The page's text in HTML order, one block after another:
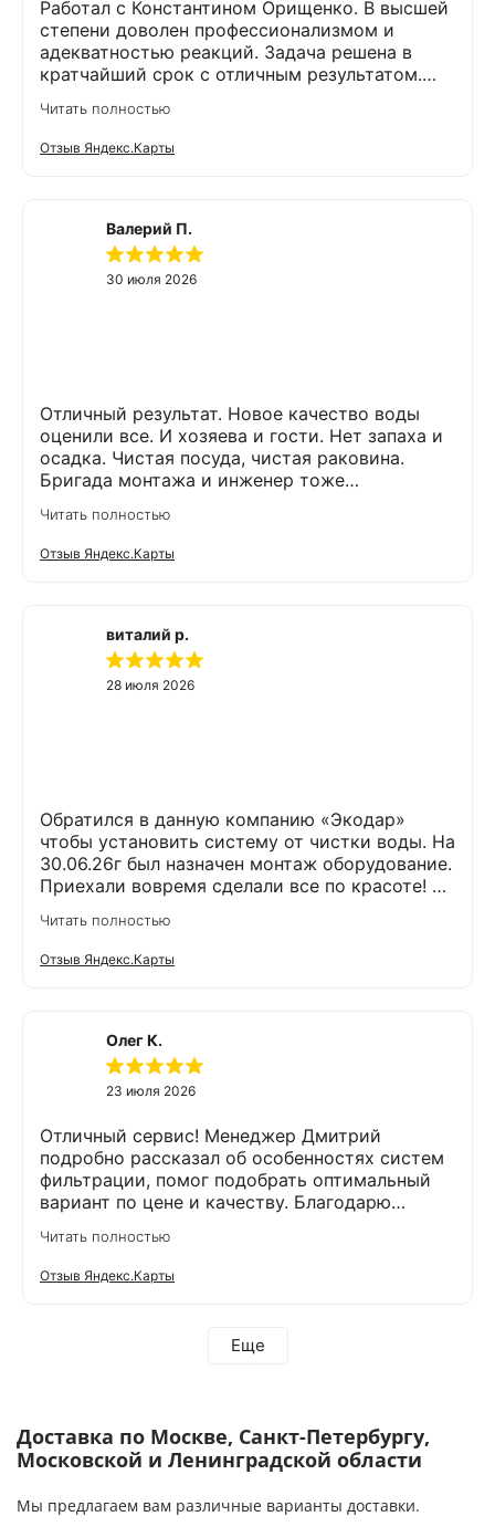
обращаться в эту фирму.
Работал с Константином Орищенко. В высшей
степени доволен профессионализмом и
адекватностью реакций. Задача решена в
кратчайший срок с отличным результатом.
должном уровне. Спасибо!
Читать полностью
Отзыв Яндекс.Карты
Валерий П.
30 июля 2026
Отличный результат. Новое качество воды
оценили все. И хозяева и гости. Нет запаха и
осадка. Чистая посуда, чистая раковина.
Бригада монтажа и инженер тоже
рассказали. Монтаж прошел быстро и бе з
проблем и неудобств. Оборудование не
занимает много места и легко
отличные. Могу всем рекомендовать данную
компанию и ее специалистов.
Читать полностью
Отзыв Яндекс.Карты
виталий р.
28 июля 2026
Обратился в данную компанию «Экодар»
чтобы установить систему от чистки воды. На
30.06.26г был назначен монтаж оборудование.
Приехали вовремя сделали все по красоте! Я
Читать полностью
Отзыв Яндекс.Карты
Олег К.
23 июля 2026
Отличный сервис! Менеджер Дмитрий
подробно рассказал об особенностях систем
фильтрации, помог подобрать оптимальный
вариант по цене и качеству. Благодарю
отдельную благодарность менеджеру
Дмитрию и сотруднику, проводящему монтаж
Александру. Грамотно проконсультировали,
установили оборудование. Еще раз
благодарим за проделанную работу! Остались
Читать полностью
Отзыв Яндекс.Карты
Еще
Доставка по Москве, Санкт-Петербургу,
Московской и Ленинградской области
Мы предлагаем вам различные варианты доставки.